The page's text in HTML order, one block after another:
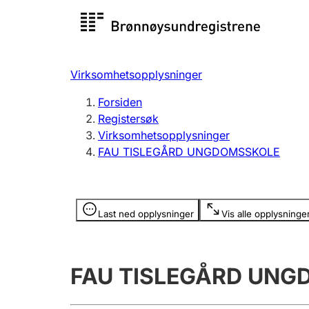
Registersøk
Registrere, endre, slette
Virksomhetsopplysninger
Forsiden
Registersøk
Virksomhetsopplysninger
FAU TISLEGÅRD UNGDOMSSKOLE
Last ned opplysninger Vis alle
Opplysninger er skjult
FAU TISLEGÅRD